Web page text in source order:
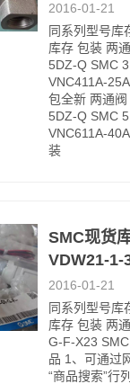
2016-01-21
同系列型号库
库存 包装 两
5DZ-Q SMC
VNC411A-
包全新 两通
5DZ-Q SMC
VNC611A-
装
SMC现货
VDW21-1-
2016-01-21
同系列型号库
库存 包装 两
G-F-X23
品 1、可通过
“商品搜索”行